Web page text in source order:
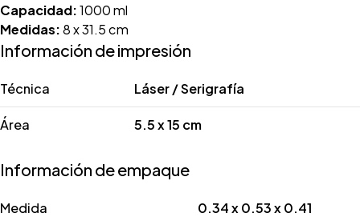
Capacidad:1000 ml
Medidas:8 x 31.5 cm
Información de impresión
Técnica Láser / Serigrafía
Área 5.5 x 15 cm
Información de empaque
Medida 0.34 x 0.53 x 0.41